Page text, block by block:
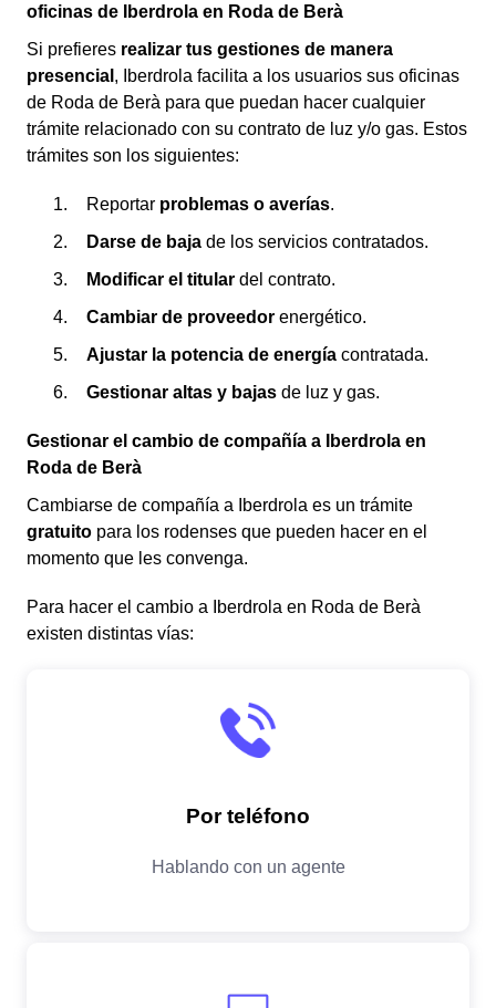
oficinas de Iberdrola en Roda de Berà
Si prefieres realizar tus gestiones de manera
presencial , Iberdrola facilita a los usuarios sus oficinas
de Roda de Berà para que puedan hacer cualquier
trámite relacionado con su contrato de luz y/o gas. Estos
trámites son los siguientes:
Reportar problemas o averías.
Darse de baja de los servicios contratados.
Modificar el titular del contrato.
Cambiar de proveedor energético.
Ajustar la potencia de energía contratada.
Gestionar altas y bajas de luz y gas.
Gestionar el cambio de compañía a Iberdrola en
Roda de Berà
Cambiarse de compañía a Iberdrola es un trámite
gratuito para los rodenses que pueden hacer en el
momento que les convenga.
Para hacer el cambio a Iberdrola en Roda de Berà
existen distintas vías: